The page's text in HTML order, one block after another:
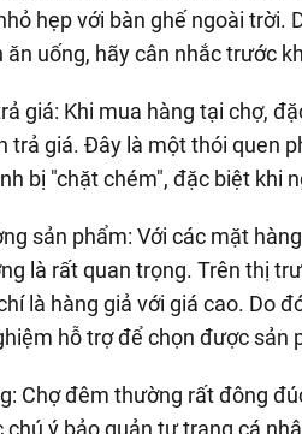
hẹp với bàn ghế ngoài trời.
ăn uống, hãy cân nhắc trước
giá: Khi mua hàng tại chợ,
trả giá. Đây là một thói quen
bị "chặt chém", đặc biệt khi
sản phẩm: Với các mặt
là rất quan trọng. Trên thị
là hàng giả với giá cao. Do
hỗ trợ để chọn được sản
Chợ đêm thường rất đông
chú ý bảo quản tư trang cá